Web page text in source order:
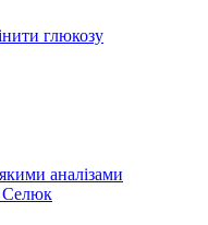
глюкозу
аналізами
Селюк